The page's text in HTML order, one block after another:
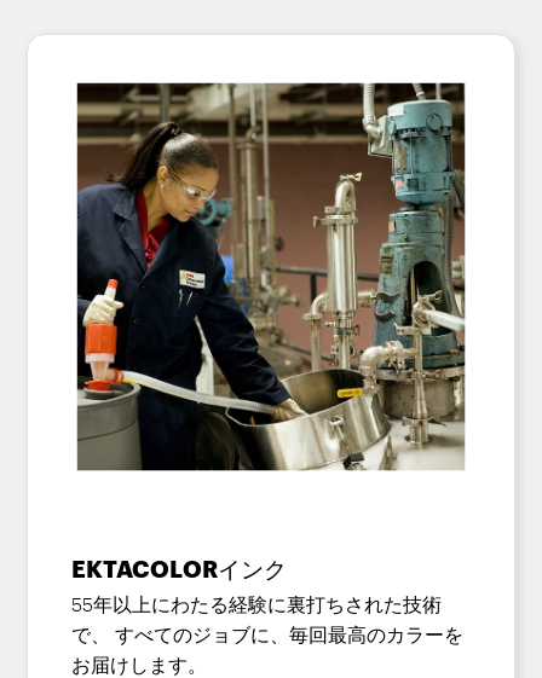
EKTACOLORインク
55年以上にわたる経験に裏打ちされた技術
で、 すべてのジョブに、毎回最高のカラーを
お届けします。